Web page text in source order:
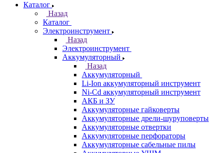
Каталог
Назад
Каталог
Электроинструмент
Назад
Электроинструмент
Аккумуляторный
Назад
Аккумуляторный
Li-Ion аккумуляторный инструмент
Ni-Cd аккумуляторный инструмент
АКБ и ЗУ
Аккумуляторные гайковерты
Аккумуляторные дрели-шуруповерты
Аккумуляторные отвертки
Аккумуляторные перфораторы
Аккумуляторные сабельные пилы